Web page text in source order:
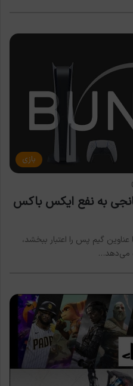
بازی
به نفع ایکس باکس
گیم پس را اعتبار ببخشد،
می‌دهد…